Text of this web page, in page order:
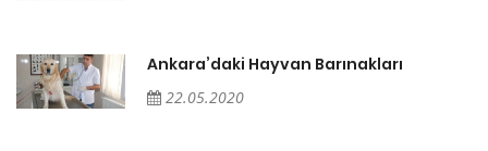
Ankara’daki Hayvan Barınakları
22.05.2020